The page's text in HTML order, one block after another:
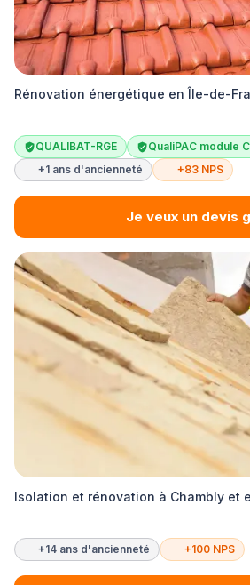
Rénovation énergétique en Île-de-
QUALIBAT-RGE
QualiPAC module
+1 ans d'ancienneté
+83 NPS
Je veux un devis
Isolation et rénovation à Chambly et
+14 ans d'ancienneté +100 NPS